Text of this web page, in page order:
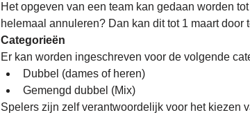
Het opgeven van een team kan gedaan worden
helemaal annuleren? Dan kan dit tot 1 maart
Categorieën
Er kan worden ingeschreven voor de volgende
Dubbel (dames of heren)
Gemengd dubbel (Mix)
Spelers zijn zelf verantwoordelijk voor het kiezen